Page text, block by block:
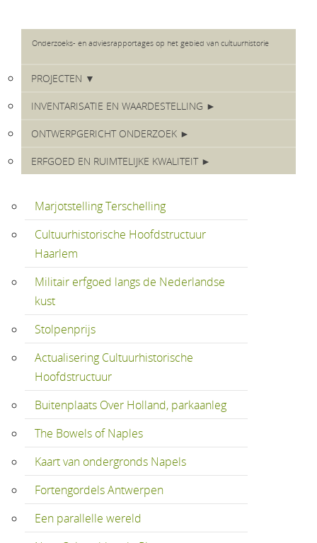
Onderzoeks- en adviesrapportages op het gebied van cultuurhistorie
PROJECTEN ▼
INVENTARISATIE EN WAARDESTELLING ►
ONTWERPGERICHT ONDERZOEK ►
ERFGOED EN RUIMTELIJKE KWALITEIT ►
Marjotstelling Terschelling
Cultuurhistorische Hoofdstructuur
Haarlem
Militair erfgoed langs de Nederlandse
kust
Stolpenprijs
Actualisering Cultuurhistorische
Hoofdstructuur
Buitenplaats Over Holland, parkaanleg
The Bowels of Naples
Kaart van ondergronds Napels
Fortengordels Antwerpen
Een parallelle wereld